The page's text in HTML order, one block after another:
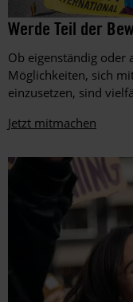
Amnesty-
Mitglieder
setzen
beim
EM-
Spiel
Ungarn
im
©
Amnesty
Foto:
Matthias
Balk
Werde Teil der
Ob eigenständig oder
Möglichkeiten, sich
einzusetzen, sind
Jetzt mitmachen